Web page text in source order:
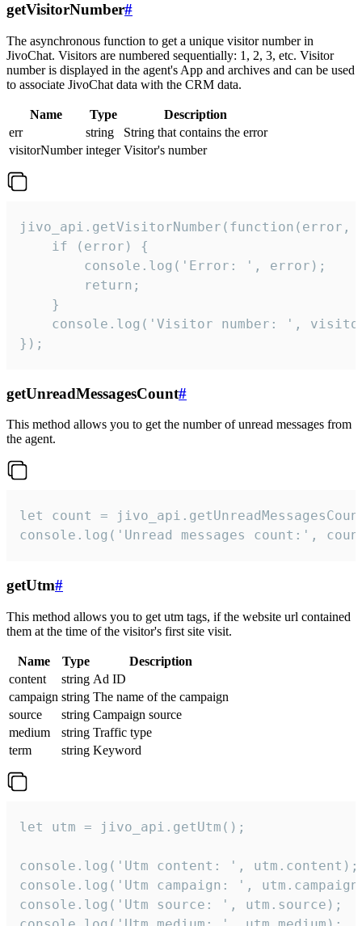
getVisitorNumber#
The asynchronous function to get a unique visitor number in
JivoChat. Visitors are numbered sequentially: 1, 2, 3, etc. Visitor
number is displayed in the agent's App and archives and can be used
to associate JivoChat data with the CRM data.
Name Type
Description
err
string
String that contains the error
visitorNumber integer Visitor's number
jivo_api.getVisitorNumber(function(error,
    if (error) {
        console.log('Error: ', error);
        return;
    }
console.log('Visitor number: ',
});
getUnreadMessagesCount#
This method allows you to get the number of unread messages from
the agent.
let count =
console.log('Unread messages count:',
getUtm#
This method allows you to get utm tags, if the website url contained
them at the time of the visitor's first site visit.
Name Type
Description
content
string Ad ID
campaign string The name of the campaign
source
string Campaign source
medium
string Traffic type
term
string Keyword
let utm = jivo_api.getUtm();
console.log('Utm content: ', utm.content);
console.log('Utm campaign: ',
console.log('Utm source: ', utm.source);